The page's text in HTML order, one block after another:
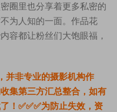
圈里也分享着更多私密的
为人知的一面。作品花
容都让粉丝们大饱眼福，
并非专业的摄影机构作
集第三方汇总整合，如有
！✅✅✅为防止失效，资